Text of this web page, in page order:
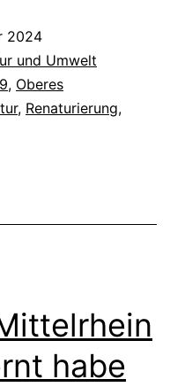
2024
und Umwelt
, Oberes
, Renaturierung,
habe